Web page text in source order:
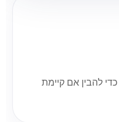
להבין אם קיימת